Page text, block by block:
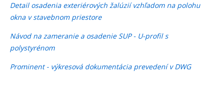
Detail osadenia exteriérových žalúzií vzhľadom na polohu
okna v stavebnom priestore
Návod na zameranie a osadenie SUP - U-profil s
polystyrénom
Prominent - výkresová dokumentácia prevedení v DWG